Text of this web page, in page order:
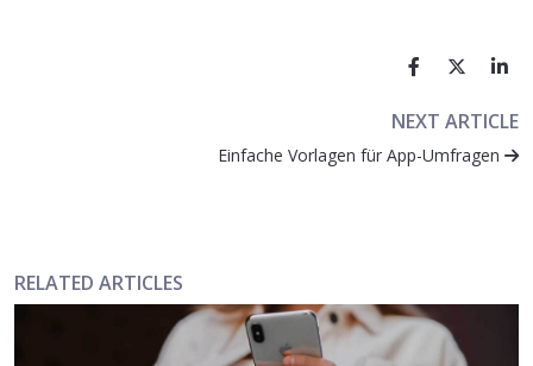
NEXT ARTICLE
Einfache Vorlagen für App-Umfragen
RELATED ARTICLES